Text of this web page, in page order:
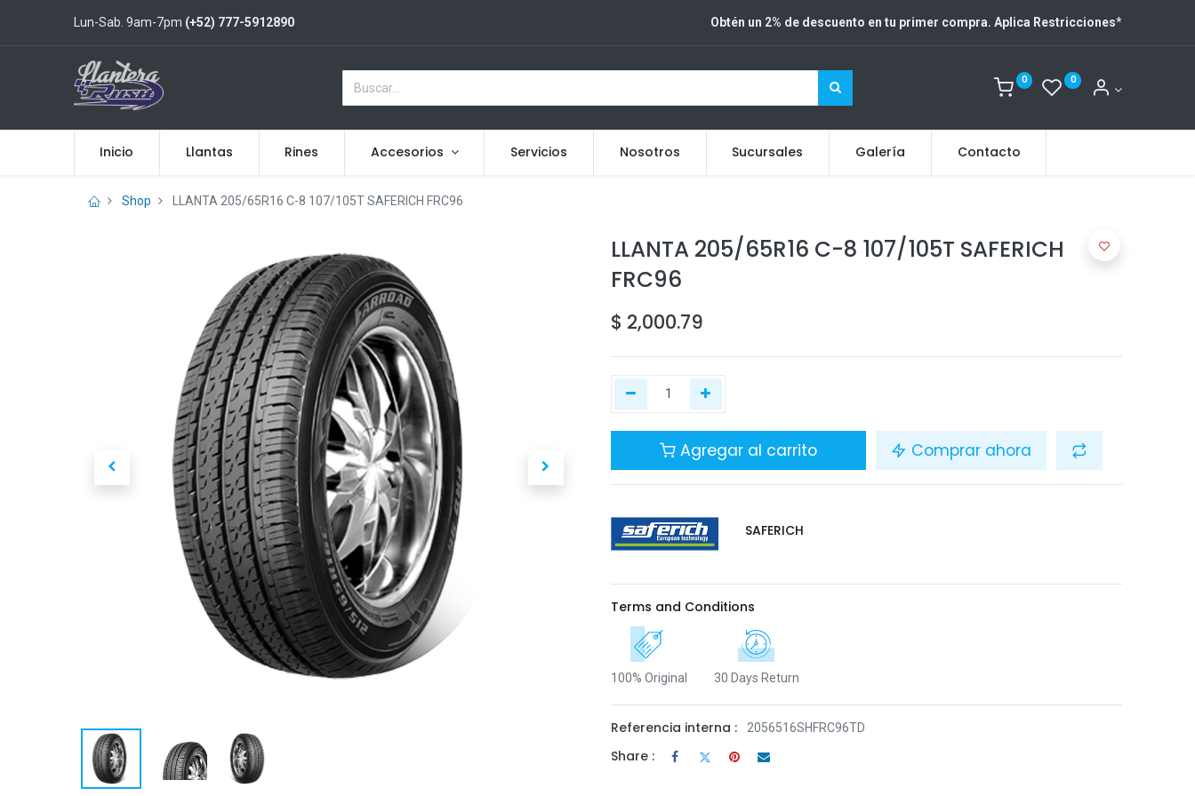
Lun-Sab. 9am-7pm (+52) 777-5912890 Obtén un 2% de descuento en tu primer compra. Aplica Restricciones*
0 0
Inicio Llantas Rines Accesorios Servicios Nosotros Sucursales Galería Contacto
Shop LLANTA 205/65R16 C-8 107/105T SAFERICH FRC96
LLANTA 205/65R16 C-8 107/105T SAFERICH
FRC96
$ 2,000.79
Agregar al carrito Comprar ahora
SAFERICH
Terms and Conditions
100% Original 30 Days Return
Referencia interna : 2056516SHFRC96TD
Share :